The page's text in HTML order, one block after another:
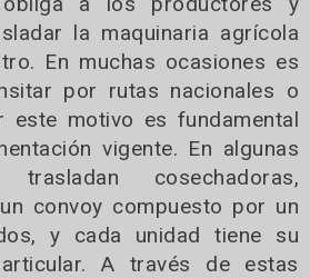
la maquinaria agrícola
En muchas ocasiones es
por rutas nacionales o
este motivo es fundamental
vigente. En algunas
cosechadoras,
convoy compuesto por un
y cada unidad tiene su
A través de estas